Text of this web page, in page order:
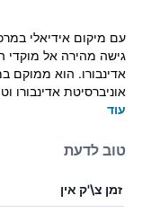
גישה מהירה אל מוקדי
אדינבורו. הוא ממוקם
אוניברסיטת אדינבורו
עוד
טוב לדעת
זמן צ\'ק אין